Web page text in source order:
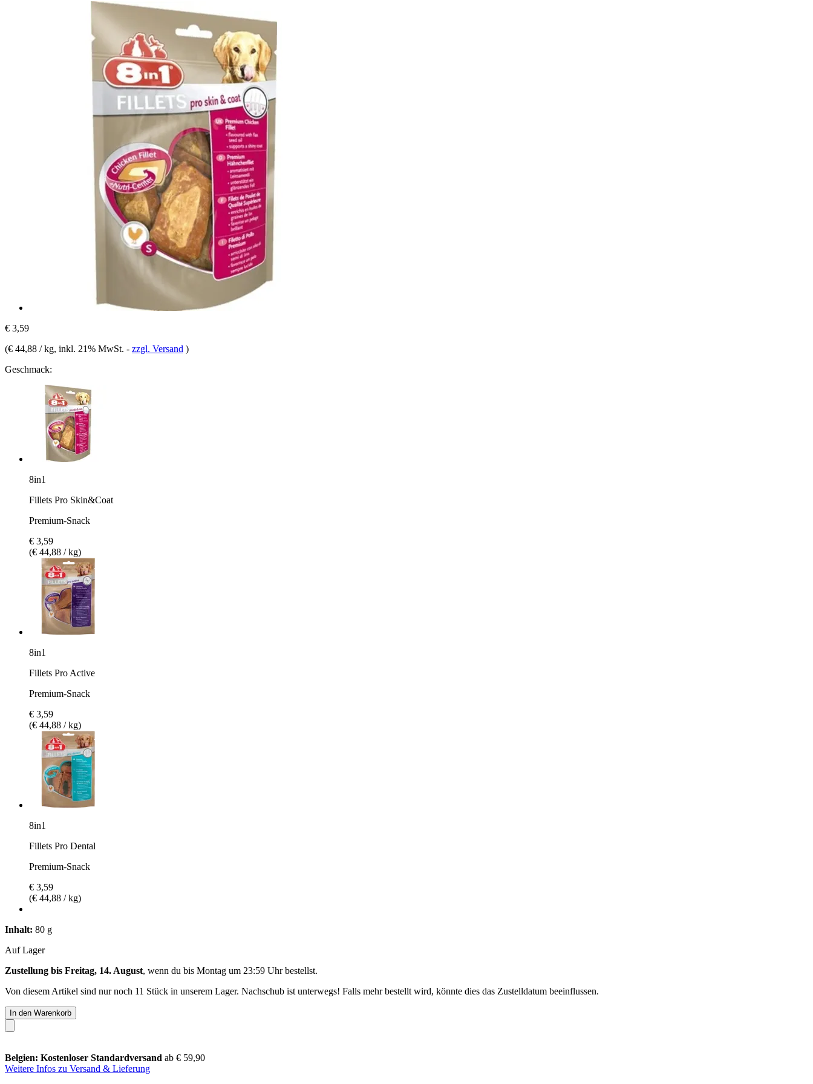
€ 3,59
(€ 44,88 / kg, inkl. 21% MwSt. - zzgl. Versand )
Geschmack:
8in1
Fillets Pro Skin&Coat
Premium-Snack
€ 3,59
(€ 44,88 / kg)
8in1
Fillets Pro Active
Premium-Snack
€ 3,59
(€ 44,88 / kg)
8in1
Fillets Pro Dental
Premium-Snack
€ 3,59
(€ 44,88 / kg)
Inhalt: 80 g
Auf Lager
Zustellung bis Freitag, 14. August, wenn du bis Montag um 23:59 Uhrbestellst.
Von diesem Artikel sind nur noch 11 Stück in unserem Lager. Nachschub ist unterwegs! Falls mehr bestellt wird, könnte dies das Zustelldatum beeinflussen.
In den Warenkorb
Belgien: Kostenloser Standardversand ab € 59,90
Weitere Infos zu Versand & Lieferung